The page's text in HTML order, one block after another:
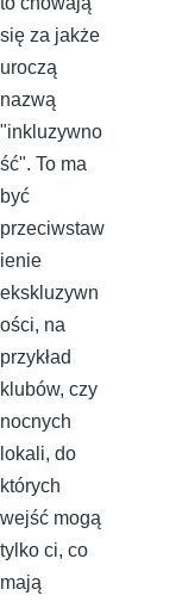
się za jakże
uroczą
nazwą
"inkluzywno
ść". To ma
być
przeciwstaw
ienie
ekskluzywn
ości, na
przykład
klubów, czy
nocnych
lokali, do
których
wejść mogą
tylko ci, co
mają